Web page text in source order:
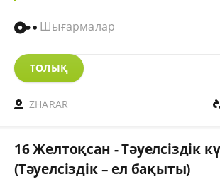
Шығармалар
ТОЛЫҚ
ZHARAR
16 Желтоқсан - Тәуелсіздік
(Тәуелсіздік – ел бақыты)